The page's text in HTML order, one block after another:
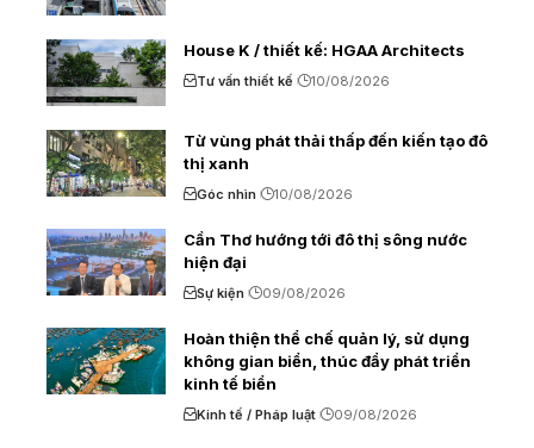
House K / thiết kế: HGAA Architects
Tư vấn thiết kế 10/08/2026
Từ vùng phát thải thấp đến kiến tạo đô
thị xanh
Góc nhìn 10/08/2026
Cần Thơ hướng tới đô thị sông nước
hiện đại
Sự kiện 09/08/2026
Hoàn thiện thể chế quản lý, sử dụng
không gian biển, thúc đẩy phát triển
kinh tế biển
Kinh tế / Pháp luật 09/08/2026